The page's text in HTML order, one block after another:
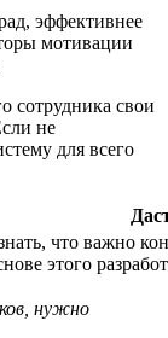
эффективнее
мотивации
сотрудника свои
не
для всего
что важно
этого
нужно